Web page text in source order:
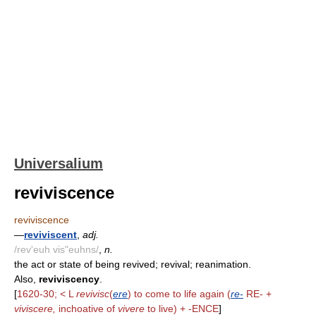
Universalium
reviviscence
reviviscence
—reviviscent adj.
/rev'euh vis"euhns/ n.
the act or state of being revived; revival; reanimation.
Also, reviviscency
[1620-30; < L revivisc(ere) to come to life again (re- RE- +
viviscere, inchoative of vivere to live) + -ENCE]